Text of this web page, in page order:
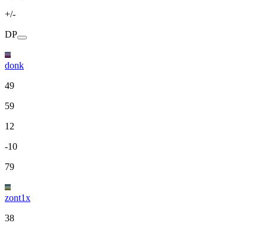
+/-
DP
donk
49
59
12
-10
79
zont1x
38